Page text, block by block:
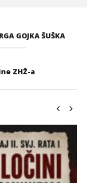
GOJKA ŠUŠKA
ZHŽ-a